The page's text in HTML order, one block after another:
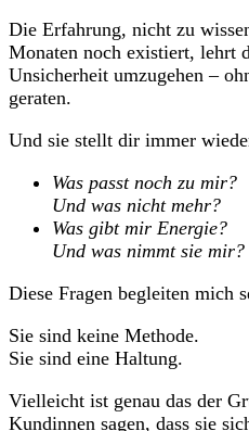
Die Erfahrung, nicht zu
Monaten noch existiert, lehrt
Unsicherheit umzugehen –
geraten.
Und sie stellt dir immer
Was passt noch zu mir?
Und was nicht mehr?
Was gibt mir Energie?
Und was nimmt sie mir?
Diese Fragen begleiten mich
Sie sind keine Methode.
Sie sind eine Haltung.
Vielleicht ist genau das der
Kundinnen sagen, dass sie